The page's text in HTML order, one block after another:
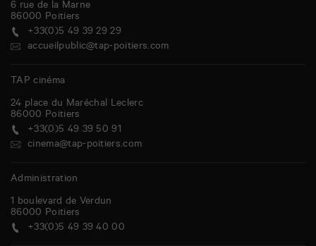
6 rue de la Marne
86000 Poitiers
+33(0)5 49 39 29 29
accueilpublic@tap-poitiers.com
TAP cinéma
24 place du Maréchal Leclerc
86000 Poitiers
+33(0)5 49 39 50 91
cinema@tap-poitiers.com
Administration
1 boulevard de Verdun
86000 Poitiers
+33(0)5 49 39 40 00